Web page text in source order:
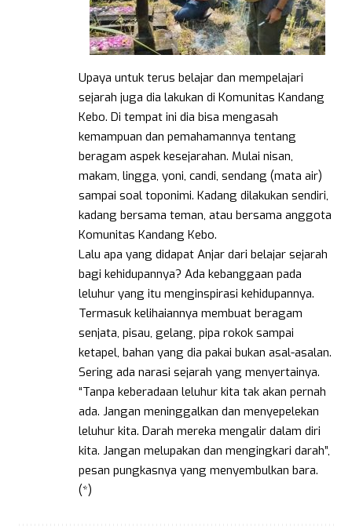
Upaya untuk terus belajar dan mempelajari
sejarah juga dia lakukan di Komunitas Kandang
Kebo. Di tempat ini dia bisa mengasah
kemampuan dan pemahamannya tentang
beragam aspek kesejarahan. Mulai nisan,
makam, lingga, yoni, candi, sendang (mata air)
sampai soal toponimi. Kadang dilakukan sendiri,
kadang bersama teman, atau bersama anggota
Komunitas Kandang Kebo.
Lalu apa yang didapat Anjar dari belajar sejarah
bagi kehidupannya? Ada kebanggaan pada
leluhur yang itu menginspirasi kehidupannya.
Termasuk kelihaiannya membuat beragam
senjata, pisau, gelang, pipa rokok sampai
ketapel, bahan yang dia pakai bukan asal-asalan.
Sering ada narasi sejarah yang menyertainya.
“Tanpa keberadaan leluhur kita tak akan pernah
ada. Jangan meninggalkan dan menyepelekan
leluhur kita. Darah mereka mengalir dalam diri
kita. Jangan melupakan dan mengingkari darah”,
pesan pungkasnya yang menyembulkan bara.
(*)